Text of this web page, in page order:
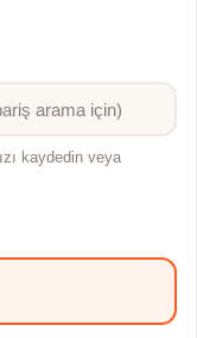
kaydedin veya